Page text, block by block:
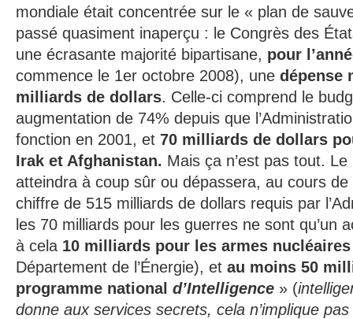
mondiale était concentrée sur le « plan de
passé quasiment inaperçu : le Congrès des
une écrasante majorité bipartisane, pour
commence le 1er octobre 2008), une dépense
milliards de dollars. Celle-ci comprend le
augmentation de 74% depuis que
fonction en 2001, et 70 milliards de dollars
Irak et Afghanistan. Mais ça n’est pas tout.
atteindra à coup sûr ou dépassera, au cours de
chiffre de 515 milliards de dollars requis par
les 70 milliards pour les guerres ne sont qu’un
à cela 10 milliards pour les armes nucléaires
Département de l’Énergie), et au moins 50
programme national d’Intelligence » (
donne aux services secrets, cela n’implique